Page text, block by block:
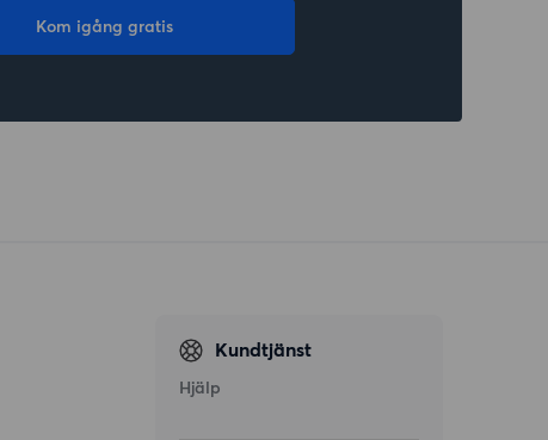
Kom igång gratis
Kundtjänst
Hjälp